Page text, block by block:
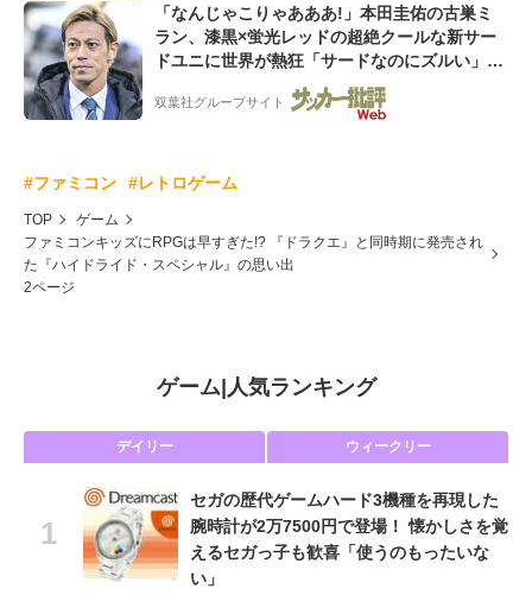
「なんじゃこりゃあああ!」本田圭佑の古巣ミ
ラン、漆黒×蛍光レッドの超絶クールな新サー
ドユニに世界が熱狂「サードなのにズルい」
「こりゃかっけえわ」
双葉社グループサイト
#ファミコン #レトロゲーム
TOP
ゲーム
ファミコンキッズにRPGは早すぎた!? 『ドラクエ』と同時期に発売され
た『ハイドライド・スペシャル』の思い出
2ページ
ゲーム| 人気ランキング
デイリー ウィークリー
セガの歴代ゲームハード3機種を再現した
腕時計が2万7500円で登場！ 懐かしさを覚
えるセガっ子も歓喜「使うのもったいな
い」